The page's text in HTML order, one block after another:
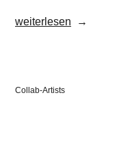
„TASSO“
weiterlesen
Veröffentlicht
Collab-Artists